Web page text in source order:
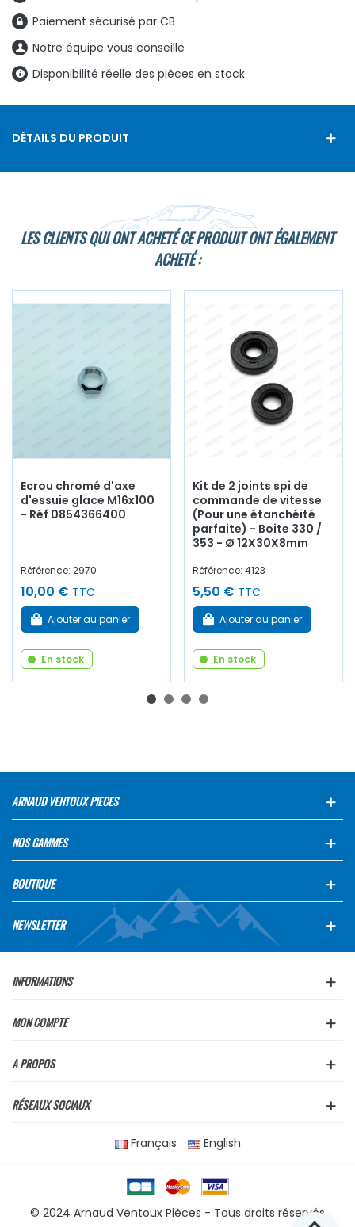
Paiement sécurisé par CB
Notre équipe vous conseille
Disponibilité réelle des pièces en stock
DÉTAILS DU PRODUIT
LES CLIENTS QUI ONT ACHETÉ CE PRODUIT ONT ÉGALEMENT
ACHETÉ :
Ecrou chromé d'axe
d'essuie glace M16x100
- Réf 0854366400
Référence: 2970
10,00 € TTC
Ajouter au panier
En stock
Kit de 2 joints spi de
commande de vitesse
(Pour une étanchéité
parfaite) - Boite 330 /
353 - Ø 12X30X8mm
Référence: 4123
5,50 € TTC
Ajouter au panier
En stock
ARNAUD VENTOUX PIECES
NOS GAMMES
BOUTIQUE
NEWSLETTER
INFORMATIONS
MON COMPTE
A PROPOS
RÉSEAUX SOCIAUX
Français English
© 2024 Arnaud Ventoux Pièces - Tous droits réservés